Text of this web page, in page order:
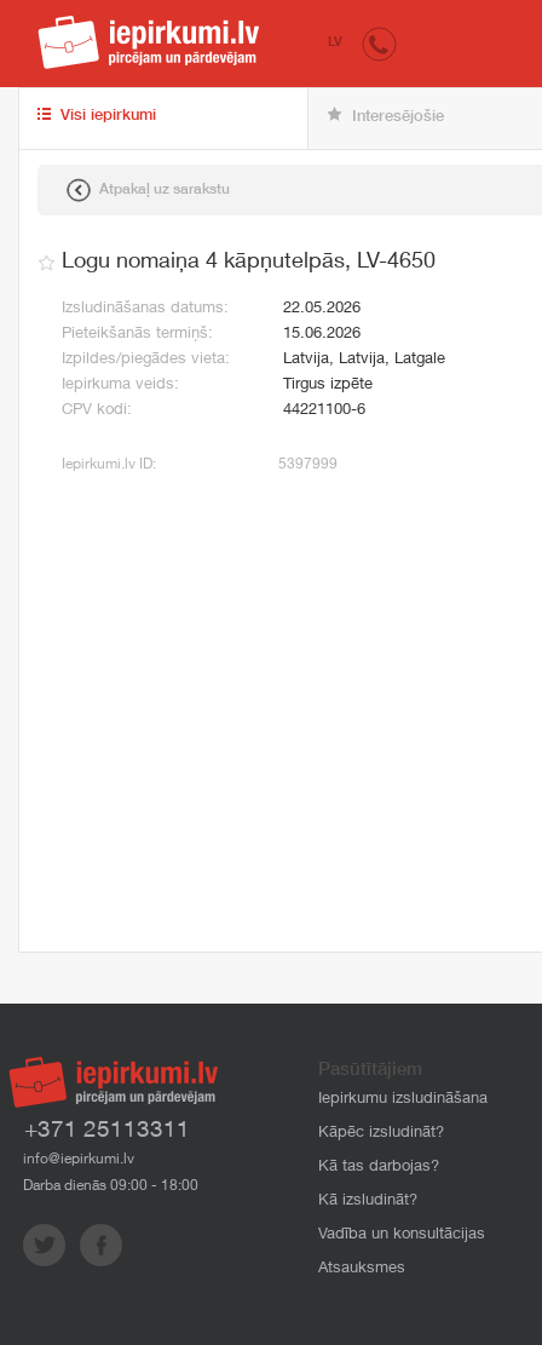
iepirkumi.lv
LV
Visi iepirkumi Interesējošie
Atpakaļ uz sarakstu
Logu nomaiņa 4 kāpņutelpās, LV-4650
Izsludināšanas datums:
22.05.2026
Pieteikšanās termiņš:
15.06.2026
Izpildes/piegādes vieta:
Latvija, Latvija, Latgale
Iepirkuma veids:
Tirgus izpēte
CPV kodi:
44221100-6
Iepirkumi.lv ID: 5397999
+371 25113311
info@iepirkumi.lv
Darba dienās 09:00 - 18:00
Pasūtītājiem
Iepirkumu izsludināšana
Kāpēc izsludināt?
Kā tas darbojas?
Kā izsludināt?
Vadība un konsultācijas
Atsauksmes